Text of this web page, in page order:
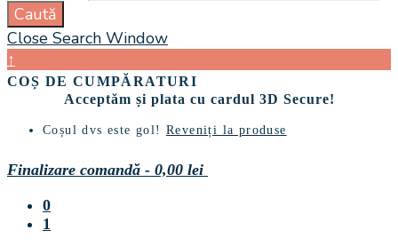
Caută
Close Search Window
↑
COȘ DE CUMPĂRATURI
Acceptăm și plata cu cardul 3D Secure!
Coșul dvs este gol!Reveniți la produse
Finalizare comandă - 0,00 lei
0
1